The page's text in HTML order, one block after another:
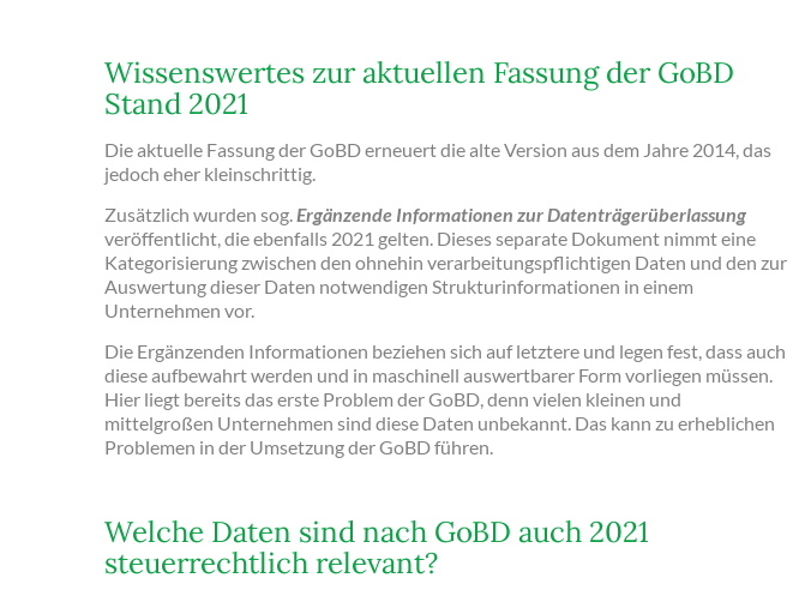
Wissenswertes zur aktuellen Fassung der GoBD
Stand 2021
Die aktuelle Fassung der GoBD erneuert die alte Version aus dem Jahre 2014, das
jedoch eher kleinschrittig.
Zusätzlich wurden sog.Ergänzende Informationen zur Datenträgerüberlassung
veröffentlicht, die ebenfalls 2021 gelten. Dieses separate Dokument nimmt eine
Kategorisierung zwischen den ohnehin verarbeitungspflichtigen Daten und den zur
Auswertung dieser Daten notwendigen Strukturinformationen in einem
Unternehmen vor.
Die Ergänzenden Informationen beziehen sich auf letztere und legen fest, dass auch
diese aufbewahrt werden und in maschinell auswertbarer Form vorliegen müssen.
Hier liegt bereits das erste Problem der GoBD, denn vielen kleinen und
mittelgroßen Unternehmen sind diese Daten unbekannt. Das kann zu erheblichen
Problemen in der Umsetzung der GoBD führen.
Welche Daten sind nach GoBD auch 2021
steuerrechtlich relevant?